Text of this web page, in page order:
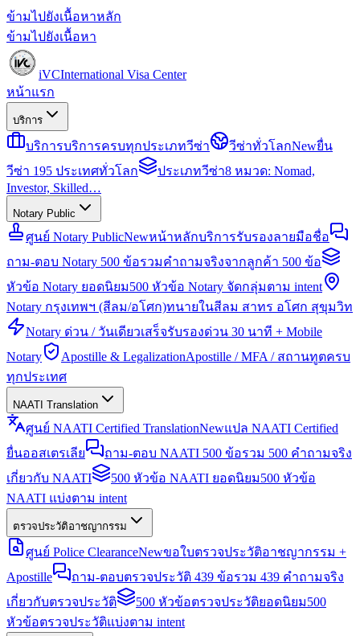
ข้ามไปยังเนื้อหาหลัก
ข้ามไปยังเนื้อหา
iVCInternational Visa Center
หน้าแรก
บริการ
บริการบริการครบทุกประเภทวีซ่า วีซ่าทั่วโลกNewยื่น
วีซ่า 195 ประเทศทั่วโลก
ประเภทวีซ่า8 หมวด: Nomad,
Investor, Skilled…
Notary Public
ศูนย์ Notary PublicNewหน้าหลักบริการรับรองลายมือชื่อ
ถาม-ตอบ Notary 500 ข้อรวมคำถามจริงจากลูกค้า 500 ข้อ
หัวข้อ Notary ยอดนิยม500 หัวข้อ Notary จัดกลุ่มตาม intent
Notary กรุงเทพฯ (สีลม/อโศก)ทนายในสีลม สาทร อโศก สุขุมวิท
Notary ด่วน / วันเดียวเสร็จรับรองด่วน 30 นาที + Mobile
Notary
Apostille & LegalizationApostille / MFA / สถานทูตครบ
ทุกประเทศ
NAATI Translation
ศูนย์ NAATI Certified TranslationNewแปล NAATI Certified
ยื่นออสเตรเลีย
ถาม-ตอบ NAATI 500 ข้อรวม 500 คำถามจริง
เกี่ยวกับ NAATI
500 หัวข้อ NAATI ยอดนิยม500 หัวข้อ
NAATI แบ่งตาม intent
ตรวจประวัติอาชญากรรม
ศูนย์ Police ClearanceNewขอใบตรวจประวัติอาชญากรรม +
Apostille
ถาม-ตอบตรวจประวัติ 439 ข้อรวม 439 คำถามจริง
เกี่ยวกับตรวจประวัติ
500 หัวข้อตรวจประวัติยอดนิยม500
หัวข้อตรวจประวัติแบ่งตาม intent